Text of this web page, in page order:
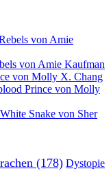
von Amie
von Amie Kaufman
von Molly X. Chang
Prince von Molly
Snake von Sher
(178) Dystopie